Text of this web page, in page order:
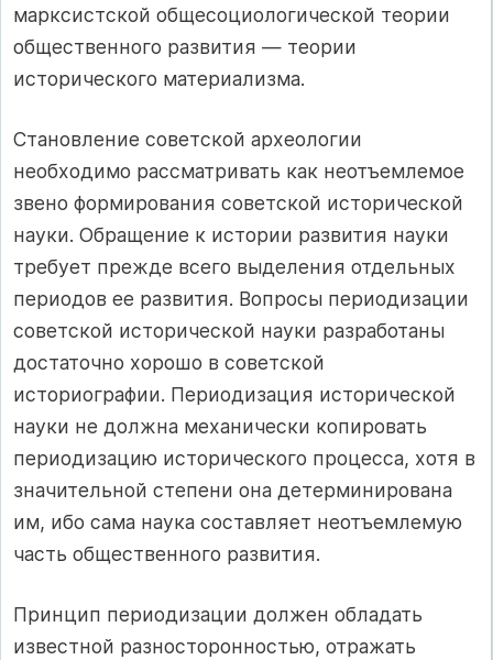
марксистской общесоциологической теории
общественного развития — теории
исторического материализма.
Становление советской археологии
необходимо рассматривать как неотъемлемое
звено формирования советской исторической
науки. Обращение к истории развития науки
требует прежде всего выделения отдельных
периодов ее развития. Вопросы периодизации
советской исторической науки разработаны
достаточно хорошо в советской
историографии. Периодизация исторической
науки не должна механически копировать
периодизацию исторического процесса, хотя в
значительной степени она детерминирована
им, ибо сама наука составляет неотъемлемую
часть общественного развития.
Принцип периодизации должен обладать
известной разносторонностью, отражать